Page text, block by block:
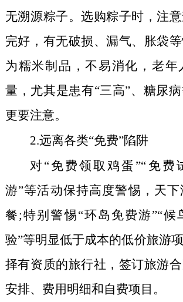
无溯源粽子。选购粽子时，注
完好，有无破损、漏气、胀袋
为糯米制品，不易消化，老年
量，尤其是患有“三高”、糖尿
更要注意。
2.远离各类“免费”陷阱
对“免费领取鸡蛋”“免费
游”等活动保持高度警惕，天
餐;特别警惕“环岛免费游”“候
验”等明显低于成本的低价旅游
择有资质的旅行社，签订旅游
安排、费用明细和自费项目。